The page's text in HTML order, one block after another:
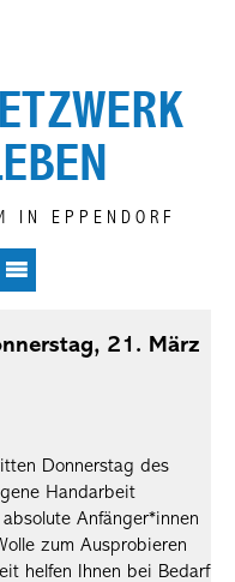
IN EPPENDORF
21. März
Donnerstag des
Handarbeit
Anfänger*innen
zum Ausprobieren
helfen Ihnen bei Bedarf